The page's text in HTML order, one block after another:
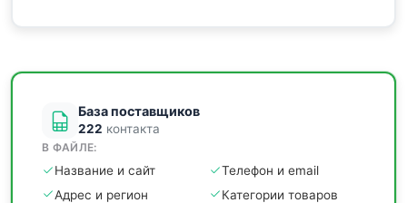
База поставщиков
222 контакта
В ФАЙЛЕ:
Название и сайт
Телефон и email
Адрес и регион
Категории товаров